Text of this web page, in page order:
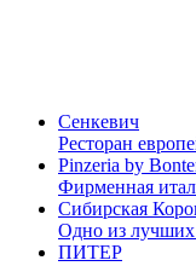
Сенкевич
Ресторан
Pinzeria by
Фирменная
Сибирская
Одно из
ПИТЕР